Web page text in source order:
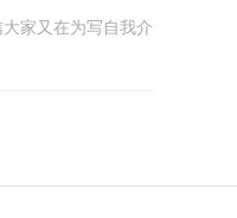
家又在为写自我介